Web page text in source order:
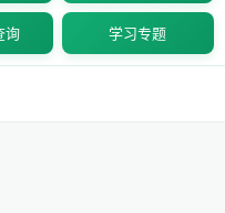
询 学习专题